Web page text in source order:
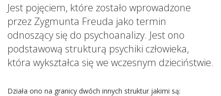
Jest pojęciem, które zostało wprowadzone
przez Zygmunta Freuda jako termin
odnoszący się do psychoanalizy. Jest ono
podstawową strukturą psychiki człowieka,
która wykształca się we wczesnym dzieciństwie.
Działa ono na granicy dwóch innych struktur jakimi są: